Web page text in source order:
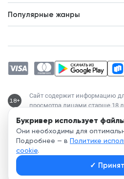
Букривер использует
Они необходимы для
Подробнее — в Политике
cookie.
✓
Популярные жанры
Магические академии
Современный любовный роман
Любовное фэнтези
18+
Сайт содержит информацию
просмотра лицами старше 18
Служба поддержки:
support@bookriver.ru
2020-
© Bookriver — литературно-
объединяющая читателей и авторов.